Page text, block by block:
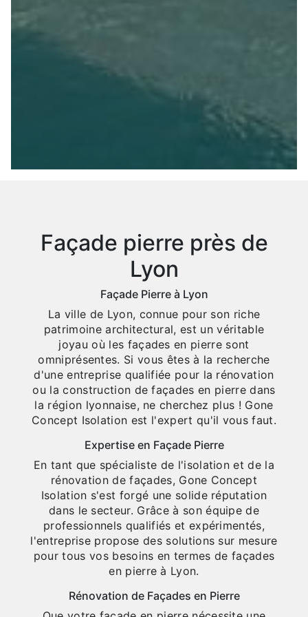
Façade pierre près de
Lyon
Façade Pierre à Lyon
La ville de Lyon, connue pour son riche
patrimoine architectural, est un véritable
joyau où les façades en pierre sont
omniprésentes. Si vous êtes à la recherche
d'une entreprise qualifiée pour la rénovation
ou la construction de façades en pierre dans
la région lyonnaise, ne cherchez plus ! Gone
Concept Isolation est l'expert qu'il vous faut.
Expertise en Façade Pierre
En tant que spécialiste de l'isolation et de la
rénovation de façades, Gone Concept
Isolation s'est forgé une solide réputation
dans le secteur. Grâce à son équipe de
professionnels qualifiés et expérimentés,
l'entreprise propose des solutions sur mesure
pour tous vos besoins en termes de façades
en pierre à Lyon.
Rénovation de Façades en Pierre